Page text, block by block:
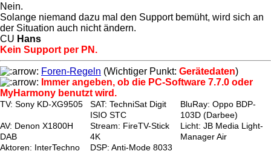
Nein.
Solange niemand dazu mal den Support bemüht, wird sich an
der Situation auch nicht ändern.
CU Hans
Kein Support per PN.
Foren-Regeln (Wichtiger Punkt: Gerätedaten)
Immer angeben, ob die PC-Software 7.7.0 oder
MyHarmony benutzt wird.
TV: Sony KD-XG9505
SAT: TechniSat Digit
ISIO STC
BluRay: Oppo BDP-
103D (Darbee)
AV: Denon X1800H
DAB
Stream: FireTV-Stick
4K
Licht: JB Media Light-
Manager Air
Aktoren: InterTechno
DSP: Anti-Mode 8033